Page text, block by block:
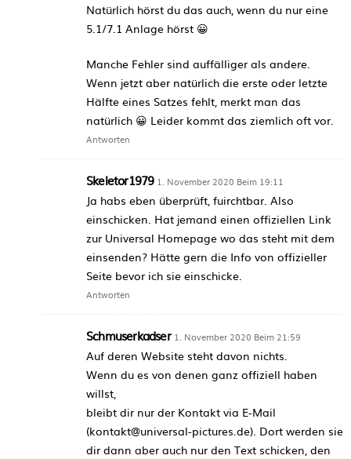
Natürlich hörst du das auch, wenn du nur eine
5.1/7.1 Anlage hörst 😀
Manche Fehler sind auffälliger als andere.
Wenn jetzt aber natürlich die erste oder letzte
Hälfte eines Satzes fehlt, merkt man das
natürlich 😀 Leider kommt das ziemlich oft vor.
Antworten
Skeletor1979 1. November 2020 Beim 19:11
Ja habs eben überprüft, fuirchtbar. Also
einschicken. Hat jemand einen offiziellen Link
zur Universal Homepage wo das steht mit dem
einsenden? Hätte gern die Info von offizieller
Seite bevor ich sie einschicke.
Antworten
Schmuserkadser 1. November 2020 Beim 21:59
Auf deren Website steht davon nichts.
Wenn du es von denen ganz offiziell haben
willst,
bleibt dir nur der Kontakt via E-Mail
(kontakt@universal-pictures.de). Dort werden sie
dir dann aber auch nur den Text schicken, den